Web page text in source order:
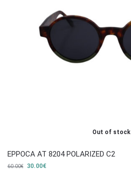
Out of stock
EPPOCA AT 8204 POLARIZED C2
60.00€ 30.00€